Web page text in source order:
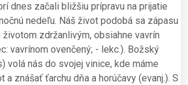
dnes začali bližšiu prípravu na prijatie
nedeľu. Náš život podobá sa zápasu
životom zdržanlivým, obsiahne vavrín
vavrínom ovenčený; - lekc.). Božský
volá nás do svojej vinice, kde máme
a znášať ťarchu dňa a horúčavy (evanj.). S